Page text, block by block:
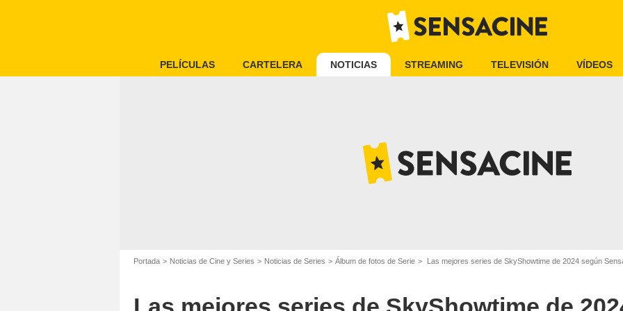
PELÍCULAS CARTELERA NOTICIAS STREAMING TELEVISIÓN VÍDEOS
Portada Noticias de Cine y Series Noticias de Series Álbum de fotos de Serie Las mejores series de SkyShowtime de 2024 según